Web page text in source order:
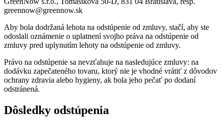
greennow@greennow.sk
Aby bola dodržaná lehota na odstúpenie od zmluvy, stačí, aby ste
odoslali oznámenie o uplatnení svojho práva na odstúpenie od
zmluvy pred uplynutím lehoty na odstúpenie od zmluvy.
Právo na odstúpenie sa nevzťahuje na nasledujúce zmluvy: na
dodávku zapečateného tovaru, ktorý nie je vhodné vrátiť z dôvodov
ochrany zdravia alebo hygieny, ak bola jeho pečať po dodaní
odstránená.
Dôsledky odstúpenia